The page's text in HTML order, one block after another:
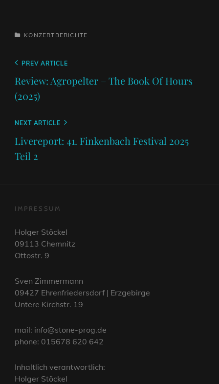
CATEGORIES
KONZERTBERICHTE
Beitragsnavigation
Previous
PREV ARTICLE
Review: Agropelter – The Book Of Hours
(2025)
Next
Post
NEXT ARTICLE
Livereport: 41. Finkenbach Festival 2025
Teil 2
IMPRESSUM
Holger Stöckel
09113 Chemnitz
Ottostr. 9
Sven Zimmermann
09427 Ehrenfriedersdorf | Erzgebirge
Untere Kirchstr. 19
mail: info@stone-prog.de
phone: 015678 620 642
Inhaltlich verantwortlich:
Holger Stöckel